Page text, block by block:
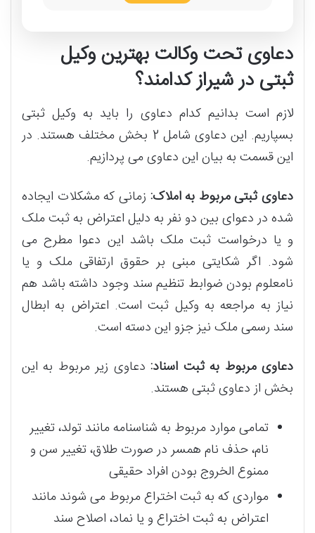
دعاوی تحت وکالت بهترین وکیل
ثبتی در شیراز کدامند؟
لازم است بدانیم کدام دعاوی را باید به وکیل ثبتی
بسپاریم. این دعاوی شامل 2 بخش مختلف هستند. در
این قسمت به بیان این دعاوی می پردازیم.
دعاوی ثبتی مربوط به املاک: زمانی که مشکلات ایجاده
شده در دعوای بین دو نفر به دلیل اعتراض به ثبت ملک
و یا درخواست ثبت ملک باشد این دعوا مطرح می
شود. اگر شکایتی مبنی بر حقوق ارتفاقی ملک و یا
نامعلوم بودن ضوابط تنظیم سند وجود داشته باشد هم
نیاز به مراجعه به وکیل ثبت است. اعتراض به ابطال
سند رسمی ملک نیز جزو این دسته است.
دعاوی مربوط به ثبت اسناد: دعاوی زیر مربوط به این
بخش از دعاوی ثبتی هستند.
تمامی موارد مربوط به شناسنامه مانند تولد، تغییر
نام، حذف نام همسر در صورت طلاق، تغییر سن و
ممنوع الخروج بودن افراد حقیقی
مواردی که به ثبت اختراع مربوط می شوند مانند
اعتراض به ثبت اختراع و یا نماد، اصلاح سند